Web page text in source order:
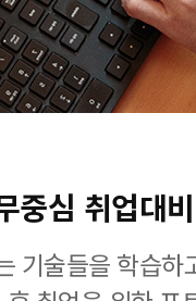
중심 취업대
기술들을 학습